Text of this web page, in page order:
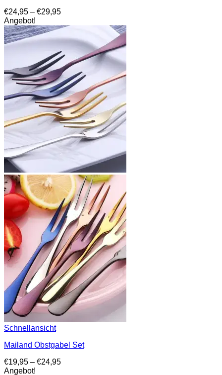
€24,95 – €29,95Preisspanne:
bis
€29,95
Angebot!
Schnellansicht
Mailand Obstgabel Set
€19,95 – €24,95Preisspanne:
Angebot!